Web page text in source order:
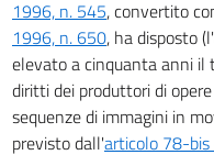
15 bis
16
16 bis
16 ter
16 quater
1996, n. 545, convertito
1996, n. 650, ha disposto
elevato a cinquanta anni il
diritti dei produttori di
sequenze di immagini in
previsto dall'articolo 78-